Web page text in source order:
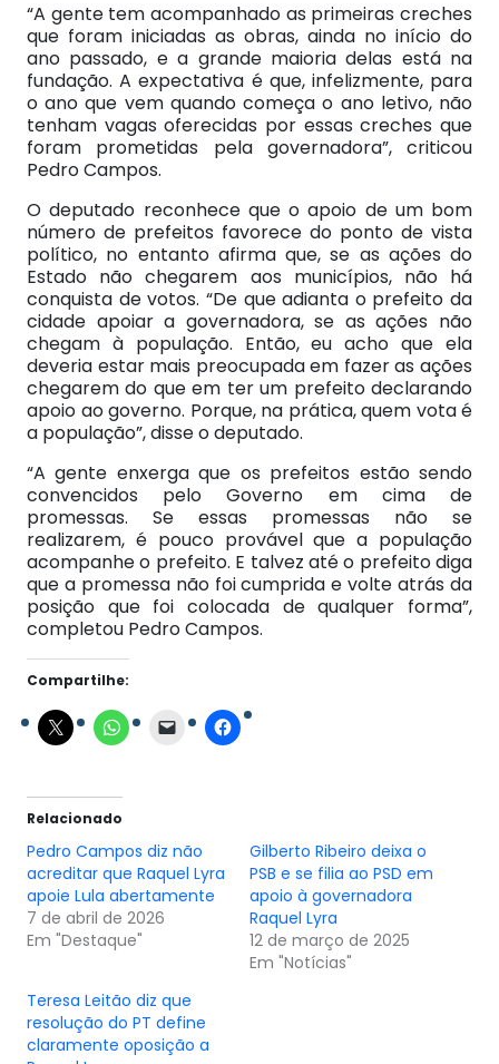
“A gente tem acompanhado as primeiras creches
que foram iniciadas as obras, ainda no início do
ano passado, e a grande maioria delas está na
fundação. A expectativa é que, infelizmente, para
o ano que vem quando começa o ano letivo, não
tenham vagas oferecidas por essas creches que
foram prometidas pela governadora”, criticou
Pedro Campos.
O deputado reconhece que o apoio de um bom
número de prefeitos favorece do ponto de vista
político, no entanto afirma que, se as ações do
Estado não chegarem aos municípios, não há
conquista de votos. “De que adianta o prefeito da
cidade apoiar a governadora, se as ações não
chegam à população. Então, eu acho que ela
deveria estar mais preocupada em fazer as ações
chegarem do que em ter um prefeito declarando
apoio ao governo. Porque, na prática, quem vota é
a população”, disse o deputado.
“A gente enxerga que os prefeitos estão sendo
convencidos pelo Governo em cima de
promessas. Se essas promessas não se
realizarem, é pouco provável que a população
acompanhe o prefeito. E talvez até o prefeito diga
que a promessa não foi cumprida e volte atrás da
posição que foi colocada de qualquer forma”,
completou Pedro Campos.
Compartilhe:
Relacionado
Pedro Campos diz não
acreditar que Raquel Lyra
apoie Lula abertamente
7 de abril de 2026
Em "Destaque"
Gilberto Ribeiro deixa o
PSB e se filia ao PSD em
apoio à governadora
Raquel Lyra
12 de março de 2025
Em "Notícias"
Teresa Leitão diz que
resolução do PT define
claramente oposição a